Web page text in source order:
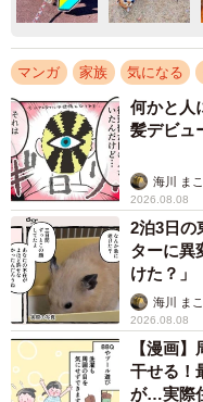
マンガ 家族 気になる
何かと人
髪デビュ
海川 ま
2026.08.08
2泊3日の
ターに異
けた？」
海川 ま
2026.08.08
【漫画
干せる！
が…実際